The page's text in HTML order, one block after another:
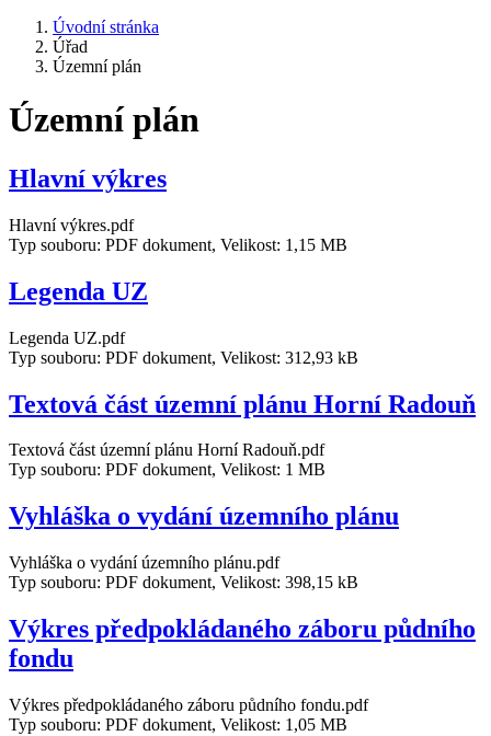
Úvodní stránka
Úřad
Územní plán
Územní plán
Hlavní­ výkres
Hlavní­ výkres.pdf
Typ souboru: PDF dokument, Velikost: 1,15 MB
Legenda UZ
Legenda UZ.pdf
Typ souboru: PDF dokument, Velikost: 312,93 kB
Textová část územní­ plánu Horní­ Radouň
Textová část územní­ plánu Horní­ Radouň.pdf
Typ souboru: PDF dokument, Velikost: 1 MB
Vyhláška o vydání­ územní­ho plánu
Vyhláška o vydání­ územní­ho plánu.pdf
Typ souboru: PDF dokument, Velikost: 398,15 kB
Výkres předpokládaného záboru půdní­ho
fondu
Výkres předpokládaného záboru půdní­ho fondu.pdf
Typ souboru: PDF dokument, Velikost: 1,05 MB